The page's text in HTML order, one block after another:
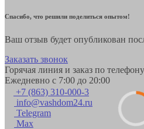
Спасибо, что решили поделиться опытом!
Ваш отзыв будет опубликован
Заказать звонок
Горячая линия и заказ по телефону
Ежедневно с 7:00 до 20:00
+7 (863) 310-000-3
info@vashdom24.ru
Telegram
Max